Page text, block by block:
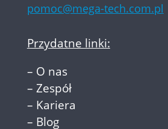
pomoc@mega-tech.com.pl
Przydatne linki:
– O nas
– Zespół
– Kariera
– Blog